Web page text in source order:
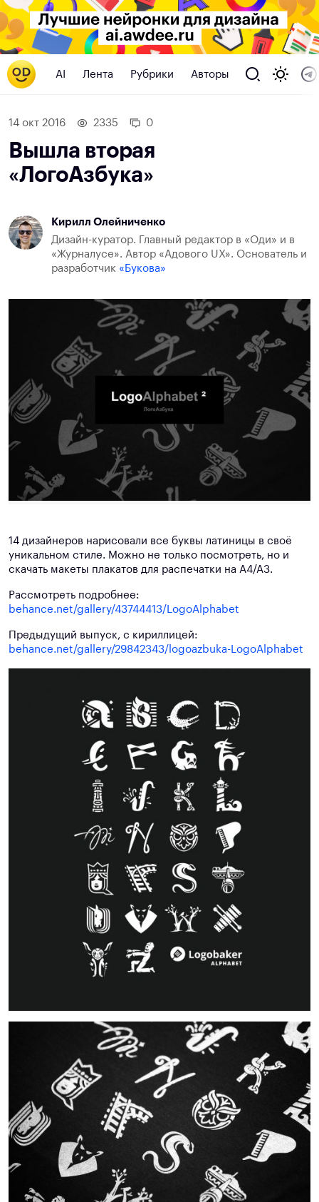
AI Лента Рубрики Авторы
14 окт 2016 2335 0
Вышла вторая
«ЛогоАзбука»
Кирилл Олейниченко
Дизайн-куратор. Главный редактор в «Оди» и в
«Журналусе». Автор «Адового UX». Основатель и
разработчик «Букова»
14 дизайнеров нарисовали все буквы латиницы в своё
уникальном стиле. Можно не только посмотреть, но и
скачать макеты плакатов для распечатки на А4/А3.
Рассмотреть подробнее:
behance.net/gallery/43744413/LogoAlphabet
Предыдущий выпуск, с кириллицей:
behance.net/gallery/29842343/logoazbuka-LogoAlphabet